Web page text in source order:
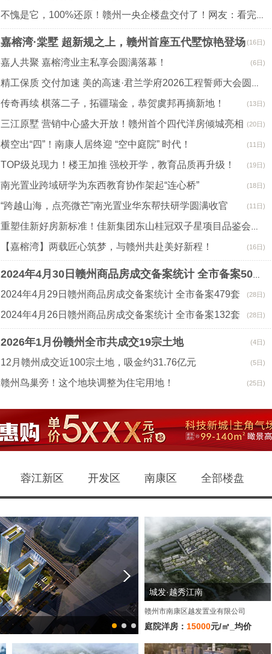
不愧是它，100%还原！赣州一央企楼盘交付了！网友：看完只想刷卡...
嘉榕湾·棠墅 超新规之上，赣州首座五代墅惊艳登场(16日)
嘉人共聚 嘉榕湾业主私享会圆满落幕！ (6日)
精工保质 交付加速 美的高速·君兰学府2026工程誓师大会圆满举办
(25日)
传奇再续 棋落二子，拓疆瑞金，恭贺虞邦再摘新地！ (13日)
三江原墅 营销中心盛大开放！赣州首个四代洋房倾城亮相 (20日)
横空出“四”！南康人居终迎 “空中庭院” 时代！ (11日)
TOP级兑现力！楼王加推 强校开学，教育品质再升级！ (19日)
南光置业跨域研学为东西教育协作架起“连心桥” (18日)
“跨越山海，点亮微芒”南光置业华东帮扶研学圆满收官 (11日)
重塑佳新好房新标准！佳新集团东山桂冠双子星项目品鉴会圆满举办！
(11日)
【嘉榕湾】两载匠心筑梦，与赣州共赴美好新程！ (16日)
2024年4月30日赣州商品房成交备案统计 全市备案502套
(28日)
2024年4月29日赣州商品房成交备案统计 全市备案479套 (28日)
2024年4月26日赣州商品房成交备案统计 全市备案132套 (28日)
2026年1月份赣州全市共成交19宗土地 (4日)
12月赣州成交近100宗土地，吸金约31.76亿元 (5日)
赣州鸟巢旁！这个地块调整为住宅用地！ (25日)
蓉江新区 开发区 南康区 全部楼盘
嘉福·樾府
城发·越秀江南
赣州市南康区越发置业有限公司
庭院洋房： 15000元/㎡_均价